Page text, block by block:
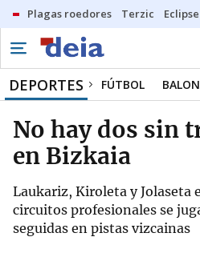
Plagas roedores Terzic Eclipse
DEPORTES FÚTBOL
No hay dos sin
en Bizkaia
Laukariz, Kiroleta y Jolaseta
circuitos profesionales se
seguidas en pistas vizcainas